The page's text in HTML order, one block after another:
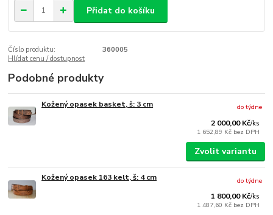
Přidat do košíku
Číslo produktu:
360005
Hlídat cenu / dostupnost
Podobné produkty
Kožený opasek basket, š: 3 cm
2 000,00 Kč/ks
1 652,89 Kč bez DPH
do týdne
Zvolit variantu
Kožený opasek 163 kelt, š: 4 cm
1 800,00 Kč/ks
1 487,60 Kč bez DPH
do týdne